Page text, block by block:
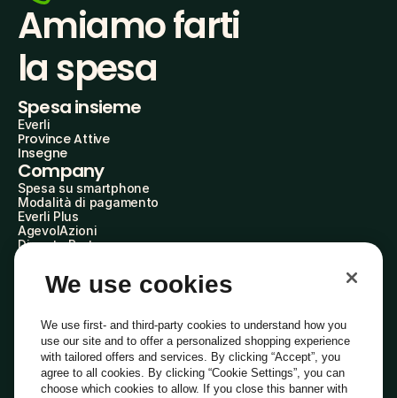
Amiamo farti
la spesa
Spesa insieme
Everli
Province Attive
Insegne
Company
Spesa su smartphone
Modalità di pagamento
Everli Plus
AgevolAzioni
Diventa Partner
Everli Shoppers
About Us
Everli News
Domande frequenti
Lavora con noi
Diventa Shopper
Investitori
PrivacyCookiePreferenze Cookie
We use cookies
We use first- and third-party cookies to understand how you
use our site and to offer a personalized shopping experience
with tailored offers and services. By clicking “Accept”, you
agree to all cookies. By clicking “Cookie Settings”, you can
choose which cookies to allow. If you close this banner with